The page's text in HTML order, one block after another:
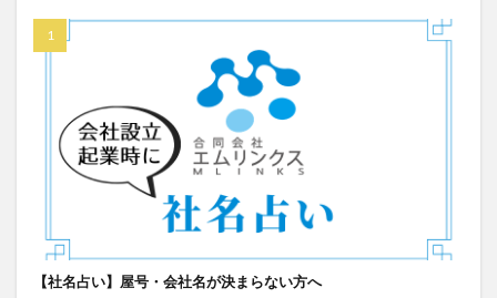
【社名占い】屋号・会社名が決まらない方へ